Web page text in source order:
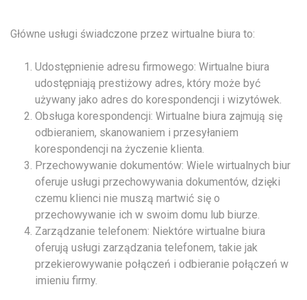
Główne usługi świadczone przez wirtualne biura to:
Udostępnienie adresu firmowego: Wirtualne biura
udostępniają prestiżowy adres, który może być
używany jako adres do korespondencji i wizytówek.
Obsługa korespondencji: Wirtualne biura zajmują się
odbieraniem, skanowaniem i przesyłaniem
korespondencji na życzenie klienta.
Przechowywanie dokumentów: Wiele wirtualnych biur
oferuje usługi przechowywania dokumentów, dzięki
czemu klienci nie muszą martwić się o
przechowywanie ich w swoim domu lub biurze.
Zarządzanie telefonem: Niektóre wirtualne biura
oferują usługi zarządzania telefonem, takie jak
przekierowywanie połączeń i odbieranie połączeń w
imieniu firmy.